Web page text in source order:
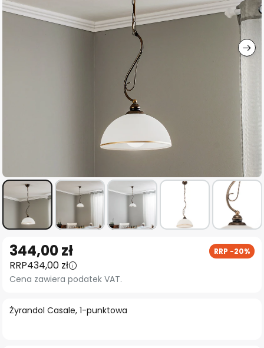
na
początek
galerii
Żyrandol Casale, 1-punktowa
344,00 zł RRP -20%
RRP434,00 zł
Cena zawiera podatek VAT.